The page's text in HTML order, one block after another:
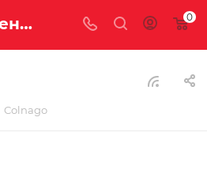
История бренда Colnago | Купить велосипед Colnago 0
Colnago